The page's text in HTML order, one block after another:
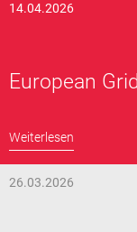
14.04.2026
European
Weiterlesen
26.03.2026